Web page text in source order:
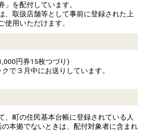
」を配付しています。
、取扱店舗等として事前に登録された上
使用いただけます。
円券15枚つづり)
で３月中にお送りしています。
、町の住民基本台帳に登録されている人
本拠でないときは、配付対象者に含まれ